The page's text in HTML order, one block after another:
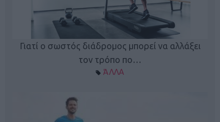
Γιατί ο σωστός διάδρομος μπορεί να αλλάξει
τον τρόπο πο…
ΆΛΛΑ